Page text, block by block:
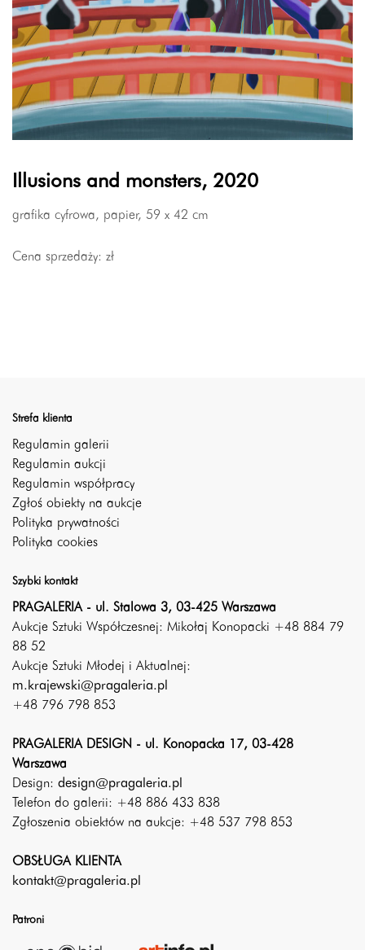
Illusions and monsters, 2020
grafika cyfrowa, papier, 59 x 42 cm
Cena sprzedaży: zł
Strefa klienta
Regulamin galerii
Regulamin aukcji
Regulamin współpracy
Zgłoś obiekty na aukcje
Polityka prywatności
Polityka cookies
Szybki kontakt
PRAGALERIA - ul. Stalowa 3, 03-425 Warszawa
Aukcje Sztuki Współczesnej: Mikołaj Konopacki +48 884 79
88 52
Aukcje Sztuki Młodej i Aktualnej:
m.krajewski@pragaleria.pl
+48 796 798 853
PRAGALERIA DESIGN - ul. Konopacka 17, 03-428
Warszawa
Design: design@pragaleria.pl
Telefon do galerii: +48 886 433 838
Zgłoszenia obiektów na aukcje: +48 537 798 853
OBSŁUGA KLIENTA
kontakt@pragaleria.pl
Patroni